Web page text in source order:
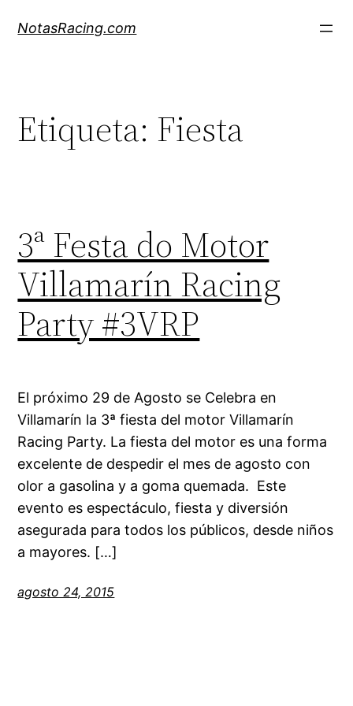
NotasRacing.com
Etiqueta: Fiesta
3ª Festa do Motor
Villamarín Racing
Party #3VRP
El próximo 29 de Agosto se Celebra en
Villamarín la 3ª fiesta del motor Villamarín
Racing Party. La fiesta del motor es una forma
excelente de despedir el mes de agosto con
olor a gasolina y a goma quemada. Este
evento es espectáculo, fiesta y diversión
asegurada para todos los públicos, desde niños
a mayores. […]
agosto 24, 2015